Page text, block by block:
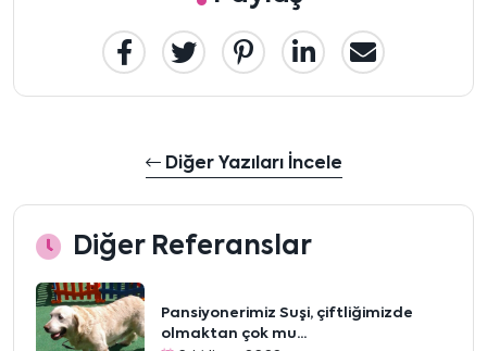
Diğer Yazıları İncele
Diğer Referanslar
Pansiyonerimiz Suşi, çiftliğimizde
olmaktan çok mu...